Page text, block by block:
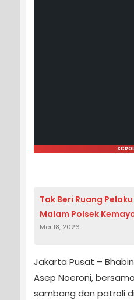
Tak Beri Ruang
Malam Polsek
Mei 18, 2026
Jakarta Pusat –
Asep Noeroni,
sambang dan patroli